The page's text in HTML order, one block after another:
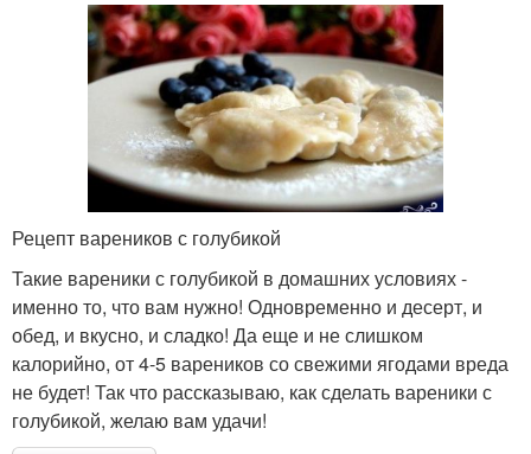
Рецепт вареников с голубикой
Такие вареники с голубикой в домашних условиях -
именно то, что вам нужно! Одновременно и десерт, и
обед, и вкусно, и сладко! Да еще и не слишком
калорийно, от 4-5 вареников со свежими ягодами вреда
не будет! Так что рассказываю, как сделать вареники с
голубикой, желаю вам удачи!